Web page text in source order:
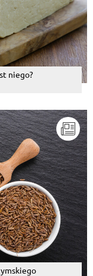
niego?